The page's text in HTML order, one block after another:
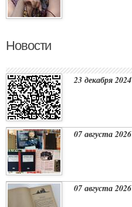
Новости
23 декабря 2024
07 августа 2026
07 августа 2026